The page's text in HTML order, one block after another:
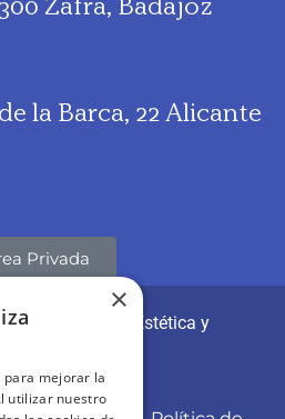
la Barca, 22 Alicante
Privada
y Cirugía Estética y
×
para mejorar la
utilizar nuestro